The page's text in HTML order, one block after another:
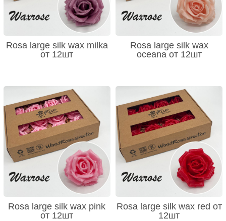
Rosa large silk wax milka
от 12шт
Rosa large silk wax
oceana от 12шт
Rosa large silk wax pink
от 12шт
Rosa large silk wax red от
12шт